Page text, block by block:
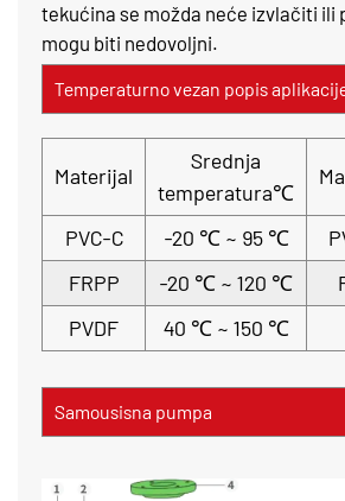
tekućina se možda neće izvlačiti ili
mogu biti nedovoljni.
Temperaturno vezan popis
Materijal
Srednja
temperatura℃
PVC-C
-20 ℃ ~ 95 ℃
FRPP
-20 ℃ ~ 120 ℃
PVDF
40 ℃ ~ 150 ℃
Samousisna pumpa